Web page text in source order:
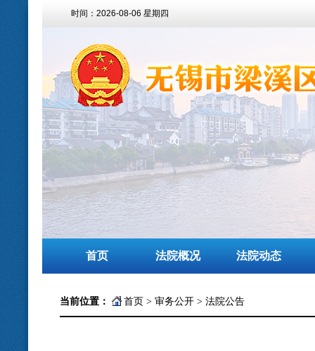
时间： 2026-08-06 星期四
首页 法院概况 法院动态
当前位置： 首页 > 审务公开 > 法院公告